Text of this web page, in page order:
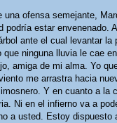
ofensa semejante,
podría estar envenenado.
ante el cual levantar la
ninguna lluvia le cae
amiga de mi alma. Yo
me arrastra hacia
Y en cuanto a la
Ni en el infierno va a
a usted. Estoy dispuesto